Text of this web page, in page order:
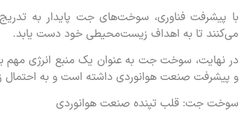
با پیشرفت فناوری، سوخت‌های جت پایدار به
می‌کنند تا به اهداف زیست‌محیطی خود دست یابد.
در نهایت، سوخت جت به عنوان یک منبع انرژی
و پیشرفت صنعت هوانوردی داشته است و به احتمال
سوخت جت: قلب تپنده صنعت هوانوردی